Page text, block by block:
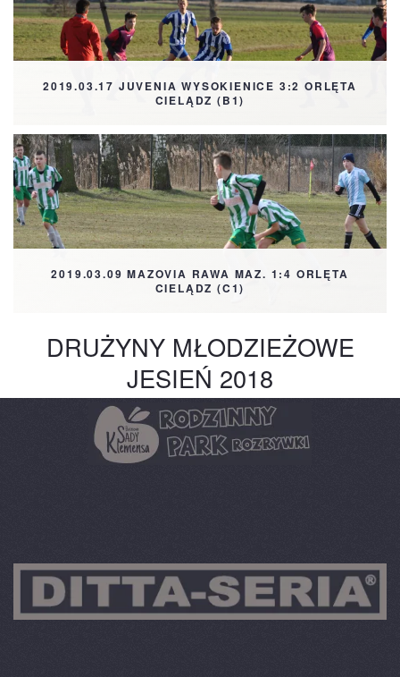
2019.03.17 JUVENIA WYSOKIENICE 3:2 ORLĘTA
CIELĄDZ (B1)
2019.03.09 MAZOVIA RAWA MAZ. 1:4 ORLĘTA
CIELĄDZ (C1)
DRUŻYNY MŁODZIEŻOWE
JESIEŃ 2018